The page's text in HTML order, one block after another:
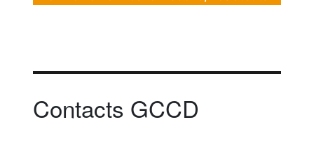
Contacts GCCD